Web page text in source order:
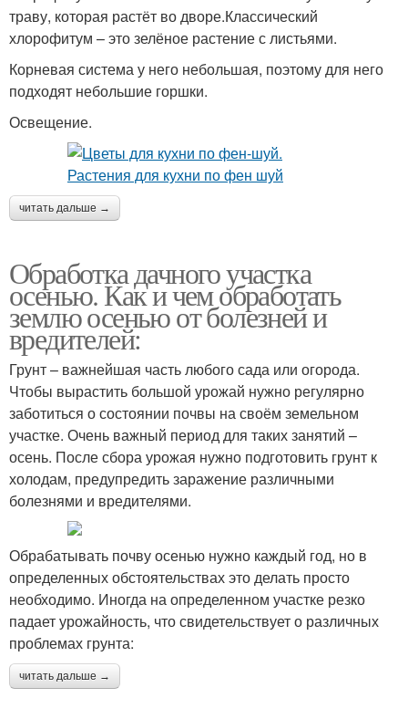
траву, которая растёт во дворе.Классический
хлорофитум – это зелёное растение с листьями.
Корневая система у него небольшая, поэтому для него
подходят небольшие горшки.
Освещение.
читать дальше →
Обработка дачного участка
осенью. Как и чем обработать
землю осенью от болезней и
вредителей:
Грунт – важнейшая часть любого сада или огорода.
Чтобы вырастить большой урожай нужно регулярно
заботиться о состоянии почвы на своём земельном
участке. Очень важный период для таких занятий –
осень. После сбора урожая нужно подготовить грунт к
холодам, предупредить заражение различными
болезнями и вредителями.
Обрабатывать почву осенью нужно каждый год, но в
определенных обстоятельствах это делать просто
необходимо. Иногда на определенном участке резко
падает урожайность, что свидетельствует о различных
проблемах грунта:
читать дальше →